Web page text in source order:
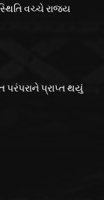
સ્થિતિ વચ્ચે રાજ્ય
પરંપરાને પ્રાપ્ત થયું